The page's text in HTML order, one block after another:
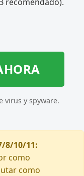
virus y spyware.
8/10/11:
como
como